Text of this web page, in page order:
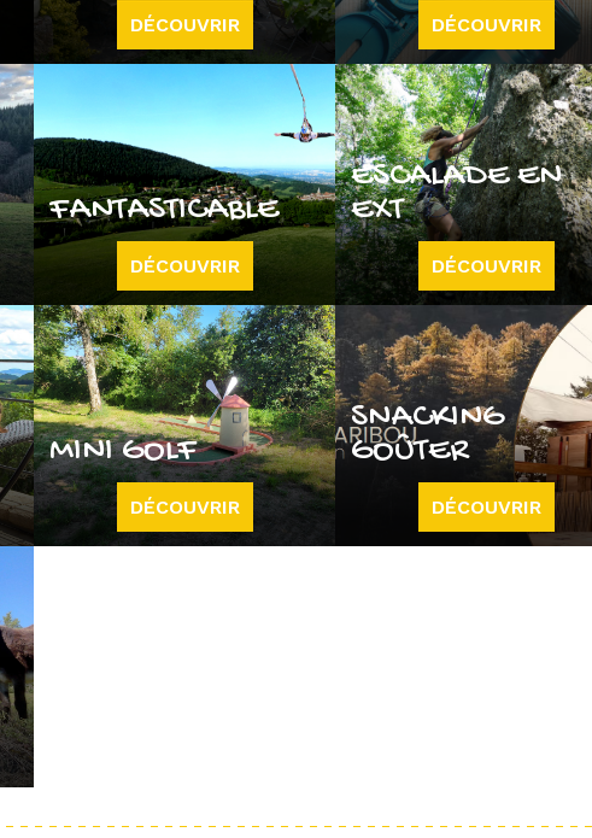
DÉCOUVRIR DÉCOUVRIR
FANTASTICABLE
DÉCOUVRIR
ESCALADE EN
EXT
DÉCOUVRIR
MINI GOLF
DÉCOUVRIR
SNACKING
GOÛTER
DÉCOUVRIR